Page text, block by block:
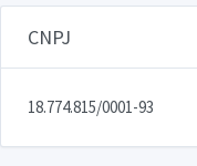
CNPJ
18.774.815/0001-93